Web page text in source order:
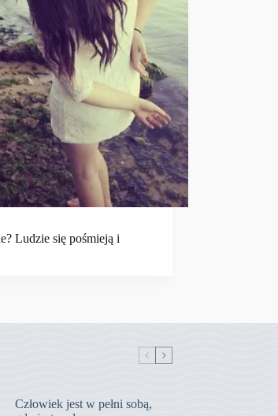
Ludzie się pośmieją i
Człowiek jest w pełni sobą,